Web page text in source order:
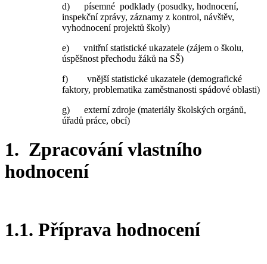
d) písemné podklady (posudky, hodnocení,
inspekční zprávy, záznamy z kontrol, návštěv,
vyhodnocení projektů školy)
e) vnitřní statistické ukazatele (zájem o školu,
úspěšnost přechodu žáků na SŠ)
f) vnější statistické ukazatele (demografické
faktory, problematika zaměstnanosti spádové oblasti)
g) externí zdroje (materiály školských orgánů,
úřadů práce, obcí)
1. Zpracování vlastního
hodnocení
1.1. Příprava hodnocení